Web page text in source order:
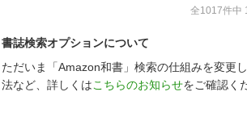
全1017件中
書誌検索オプションについて
ただいま「Amazon和書」検索の仕組みを変更
法など、詳しくはこちらのお知らせをご確認く